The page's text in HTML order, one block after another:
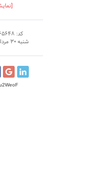
کد: 1395053092065648
شنبه 30 مرداد 95 ساعت 17:07